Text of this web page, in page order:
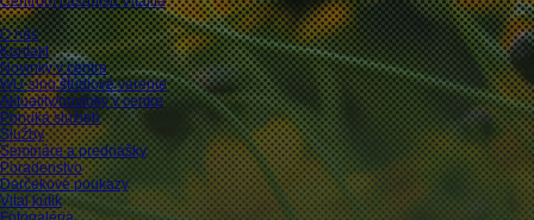
O nás
Kontakt
Novinky v centre
WU-sing štúdiové varenie
Aktuality/novinky v centre
Ponuka služieb
Služby
Semináre a prednášky
Poradenstvo
Darčekové poukazy
Vital kútik